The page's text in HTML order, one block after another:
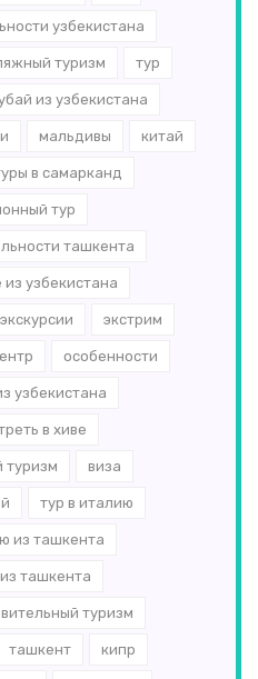
узбекистана
туризм тур
из узбекистана
мальдивы китай
в самарканд
тур
ташкента
из узбекистана
экскурсии экстрим
особенности
узбекистана
в хиве
туризм виза
тур в италию
из ташкента
ташкента
туризм
ташкент кипр